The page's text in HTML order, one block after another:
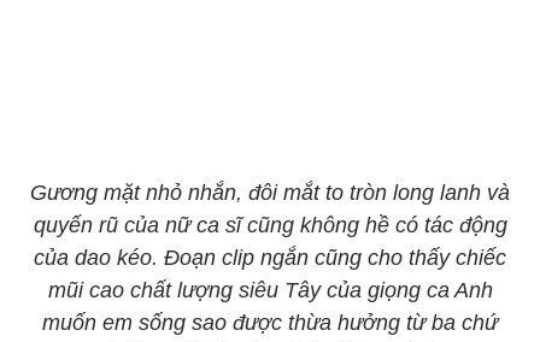
Gương mặt nhỏ nhắn, đôi mắt to tròn long lanh và
quyến rũ của nữ ca sĩ cũng không hề có tác động
của dao kéo. Đoạn clip ngắn cũng cho thấy chiếc
mũi cao chất lượng siêu Tây của giọng ca Anh
muốn em sống sao được thừa hưởng từ ba chứ